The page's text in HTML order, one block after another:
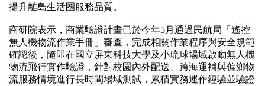
提升離島生活圈服務品質。
商研院表示，商業驗證計畫已於今年5月通過民航局「遙控
無人機物流作業手冊」審查，完成相關作業程序與安全規範
確認後，隨即在國立屏東科技大學及小琉球場域啟動無人機
物流飛行實作驗證，針對校園內外配送、跨海運補與偏鄉物
流服務情境進行長時間場域測試，累積實務運作經驗並驗證